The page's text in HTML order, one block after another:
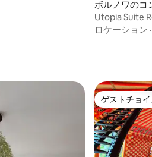
ボルノワのコ
Utopia Suite
のスイート
ロケーション ·
ゲストチョイ
ゲストチョイ